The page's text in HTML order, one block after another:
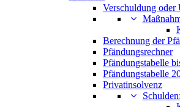
Verschuldung oder
Berechnung der
Pfändungsrechner
Pfändungstabelle
Pfändungstabelle
Privatinsolvenz